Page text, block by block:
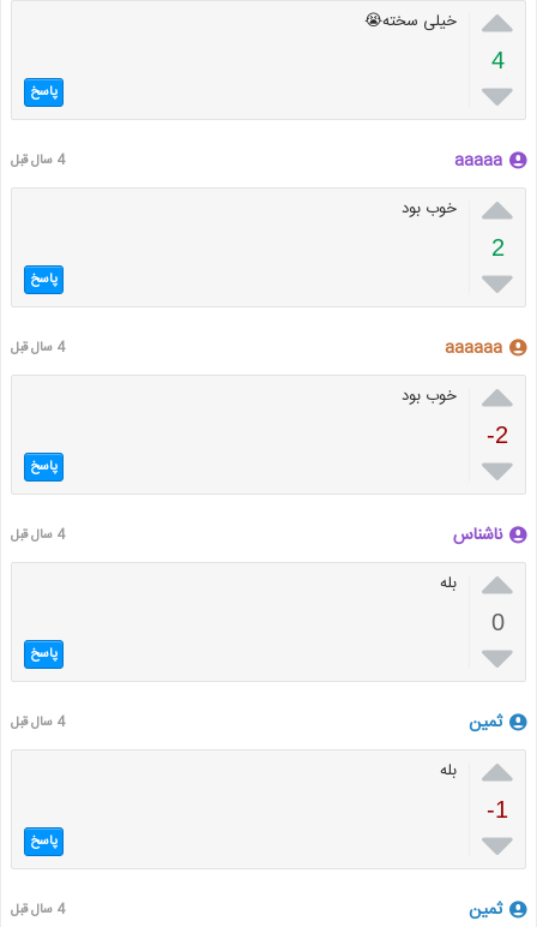

4

خیلی سخته😭
پاسخ
aaaaa 4 سال قبل

2

خوب بود
پاسخ
aaaaaa 4 سال قبل

-2

خوب بود
پاسخ
ناشناس 4 سال قبل

0

بله
پاسخ
ثمین 4 سال قبل

-1

بله
پاسخ
ثمین 4 سال قبل